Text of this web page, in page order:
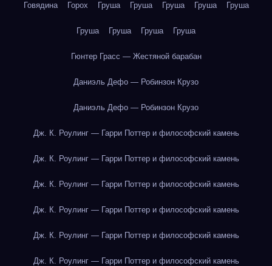
Говядина Горох Груша Груша Груша Груша Груша
Груша Груша Груша Груша
Гюнтер Грасс — Жестяной барабан
Даниэль Дефо — Робинзон Крузо
Даниэль Дефо — Робинзон Крузо
Дж. К. Роулинг — Гарри Поттер и философский камень
Дж. К. Роулинг — Гарри Поттер и философский камень
Дж. К. Роулинг — Гарри Поттер и философский камень
Дж. К. Роулинг — Гарри Поттер и философский камень
Дж. К. Роулинг — Гарри Поттер и философский камень
Дж. К. Роулинг — Гарри Поттер и философский камень